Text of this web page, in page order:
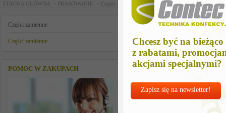
Chcesz być na bieżąco
z rabatami,
akcjami specjalnymi?
Zapisz się na newsletter!
STRONA GŁÓWNA > PRASOWANIE > Części zamienne >Części zamienne > pianka
Części zamienne
Części zamienne
POMOC W ZAKUPACH
pianka silikonowa, niebieska, gr.